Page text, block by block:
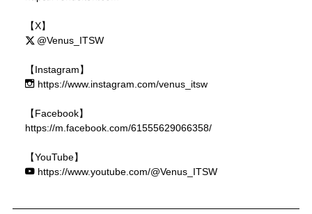
【X】
@Venus_ITSW
【Instagram】
https://www.instagram.com/venus_itsw
【Facebook】
https://m.facebook.com/61555629066358/
【YouTube】
https://www.youtube.com/@Venus_ITSW